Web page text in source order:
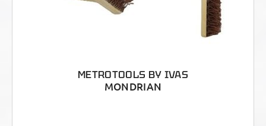
METROTOOLS BY IVAS
MONDRIAN